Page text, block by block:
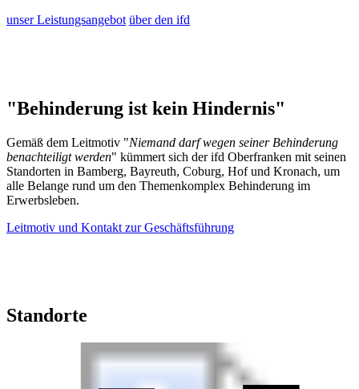
unser Leistungsangebot über den ifd
"Behinderung ist kein Hindernis"
Gemäß dem Leitmotiv "Niemand darf wegen seiner Behinderung
benachteiligt werden" kümmert sich der ifd Oberfranken mit seinen
Standorten in Bamberg, Bayreuth, Coburg, Hof und Kronach, um
alle Belange rund um den Themenkomplex Behinderung im
Erwerbsleben.
Leitmotiv und Kontakt zur Geschäftsführung
Standorte